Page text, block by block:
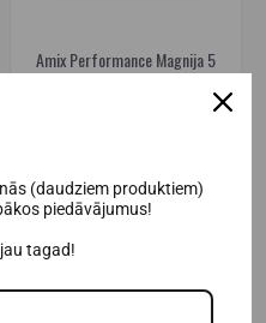
Amix Performance Magnija 5
komplekss 90 kapsulas.
IELIKT GROZĀ
(daudziem produktiem)
piedāvājumus!
tagad!